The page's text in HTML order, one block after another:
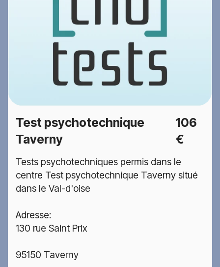
Test psychotechnique
Taverny
106
€
Tests psychotechniques permis dans le
centre Test psychotechnique Taverny situé
dans le Val-d'oise
Adresse:
130 rue Saint Prix
95150 Taverny